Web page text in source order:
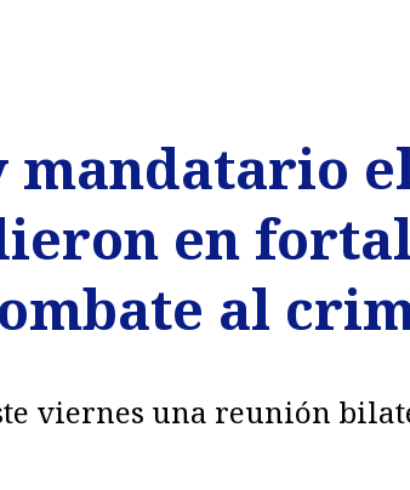
mandatario
en
al
viernes una reunión